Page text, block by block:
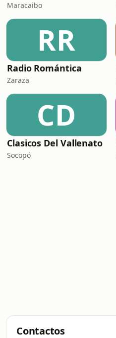
Maracaibo
RR
Radio Romántica
Zaraza
CD
Clasicos Del Vallenato
Socopó
Contactos